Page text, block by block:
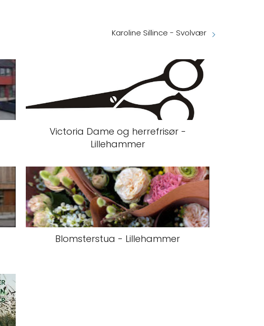
Karoline Sillince - Svolvær
Victoria Dame og herrefrisør -
Lillehammer
Blomsterstua - Lillehammer